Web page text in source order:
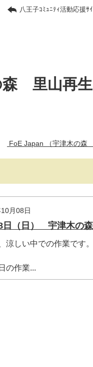
八王子ｺﾐｭﾆﾃｨ活動応援
里山再生
FoE Japan （宇津木の森
月08日
日（日） 宇津木の
涼しい中での作業です
の作業...